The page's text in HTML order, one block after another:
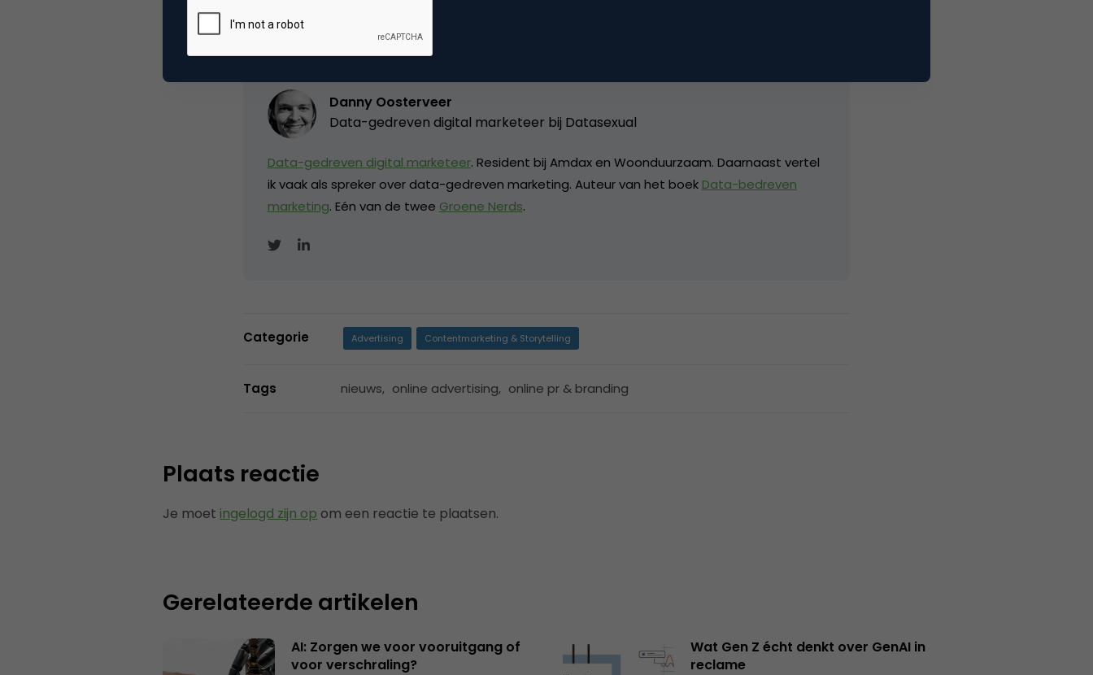
Danny Oosterveer
Data-gedreven digital marketeer bij Datasexual
Data-gedreven digital marketeer. Resident bij Amdax en Woonduurzaam. Daarnaast vertel
ik vaak als spreker over data-gedreven marketing. Auteur van het boek Data-bedreven
marketing. Eén van de twee Groene Nerds.
Categorie Advertising Contentmarketing & Storytelling
Tags nieuws, online advertising, online pr & branding
Plaats reactie
Je moet ingelogd zijn op om een reactie te plaatsen.
Gerelateerde artikelen
AI: Zorgen we voor vooruitgang of
voor verschraling?
Wat Gen Z écht denkt over GenAI in
reclame